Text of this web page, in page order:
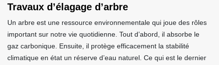
Travaux d’élagage d’arbre
Un arbre est une ressource environnementale qui joue des rôles
important sur notre vie quotidienne. Tout d’abord, il absorbe le
gaz carbonique. Ensuite, il protège efficacement la stabilité
climatique en état un réserve d’eau naturel. Ce qui est le dernier